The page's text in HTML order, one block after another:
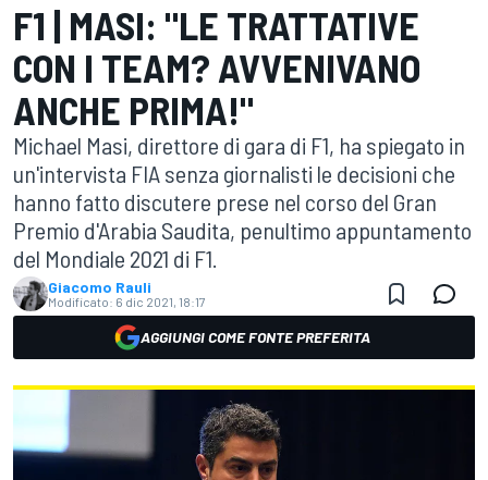
F1 | MASI: "LE TRATTATIVE
CON I TEAM? AVVENIVANO
ANCHE PRIMA!"
Michael Masi, direttore di gara di F1, ha spiegato in
un'intervista FIA senza giornalisti le decisioni che
hanno fatto discutere prese nel corso del Gran
Premio d'Arabia Saudita, penultimo appuntamento
del Mondiale 2021 di F1.
Giacomo Rauli
Modificato: 6 dic 2021, 18:17
AGGIUNGI COME FONTE PREFERITA